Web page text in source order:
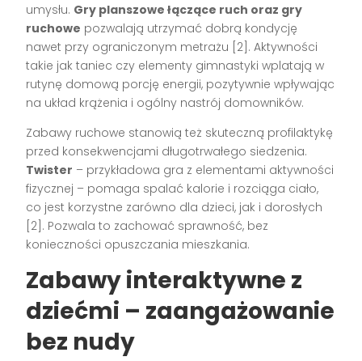
umysłu. Gry planszowe łączące ruch oraz gry
ruchowe pozwalają utrzymać dobrą kondycję
nawet przy ograniczonym metrażu [2] . Aktywności
takie jak taniec czy elementy gimnastyki wplatają w
rutynę domową porcję energii, pozytywnie wpływając
na układ krążenia i ogólny nastrój domowników.
Zabawy ruchowe stanowią też skuteczną profilaktykę
przed konsekwencjami długotrwałego siedzenia.
Twister – przykładowa gra z elementami aktywności
fizycznej – pomaga spalać kalorie i rozciąga ciało,
co jest korzystne zarówno dla dzieci, jak i dorosłych
[2] . Pozwala to zachować sprawność, bez
konieczności opuszczania mieszkania.
Zabawy interaktywne z
dziećmi – zaangażowanie
bez nudy